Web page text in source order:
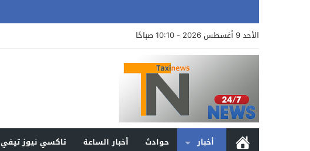
الأحد 9 أغسطس 2026 - 10:10 صباحًا
أخبار حوادث أخبار الساعة تاكسي نيوز تيفي